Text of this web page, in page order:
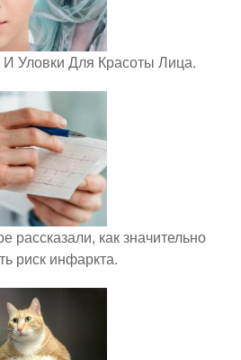
Уловки Для Красоты Лица.
рассказали, как значительно
риск инфаркта.